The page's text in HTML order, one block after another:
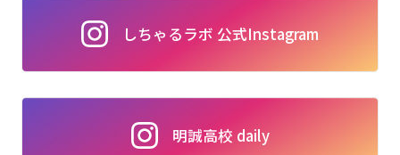
しちゃるラボ 公式Instagram
明誠高校 daily